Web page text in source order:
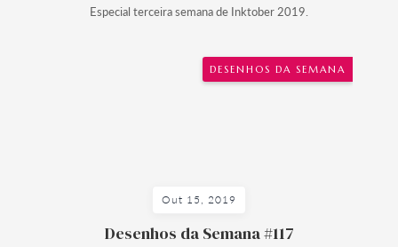
Especial terceira semana de Inktober 2019.
DESENHOS DA SEMANA
Out 15, 2019
Desenhos da Semana #117